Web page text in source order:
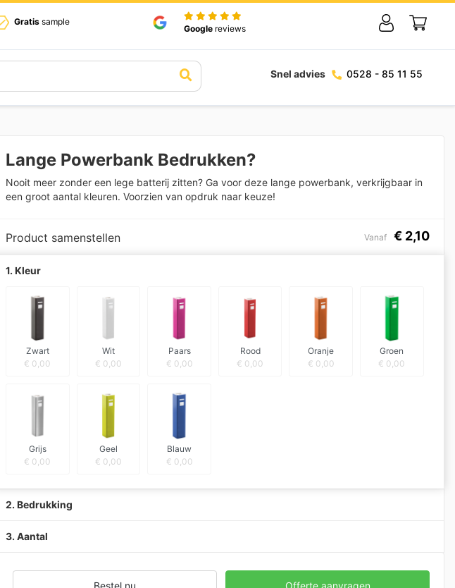
Gratis sample
Google reviews
Snel advies 0528 - 85 11 55
Lange Powerbank Bedrukken?
Nooit meer zonder een lege batterij zitten? Ga voor deze lange powerbank, verkrijgbaar in
een groot aantal kleuren. Voorzien van opdruk naar keuze!
Product samenstellen Vanaf € 2,10
1. Kleur
Zwart
€ 0,00
Wit
€ 0,00
Paars
€ 0,00
Rood
€ 0,00
Oranje
€ 0,00
Groen
€ 0,00
Grijs
€ 0,00
Geel
€ 0,00
Blauw
€ 0,00
2. Bedrukking
3. Aantal
Bestel nu Offerte aanvragen